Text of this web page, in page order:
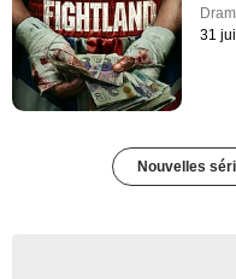
31
Nouvelles